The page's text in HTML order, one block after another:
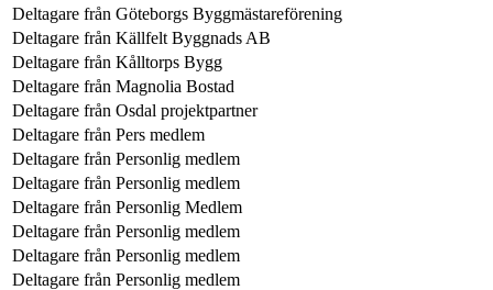
Deltagare från Göteborgs Byggmästareförening
Deltagare från Källfelt Byggnads AB
Deltagare från Kålltorps Bygg
Deltagare från Magnolia Bostad
Deltagare från Osdal projektpartner
Deltagare från Pers medlem
Deltagare från Personlig medlem
Deltagare från Personlig medlem
Deltagare från Personlig Medlem
Deltagare från Personlig medlem
Deltagare från Personlig medlem
Deltagare från Personlig medlem